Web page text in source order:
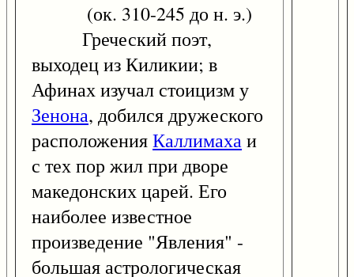
(ок. 310-245 до н. э.)
Греческий поэт,
выходец из Киликии; в
Афинах изучал стоицизм у
Зенона, добился дружеского
расположенияКаллимахаи
с тех пор жил при дворе
македонских царей. Его
наиболее известное
произведение "Явления" -
большая астрологическая